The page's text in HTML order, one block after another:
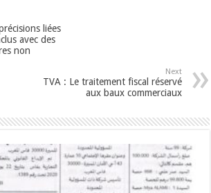
liées
avec des
non
Next
TVA : Le traitement fiscal réservé
aux baux commerciaux